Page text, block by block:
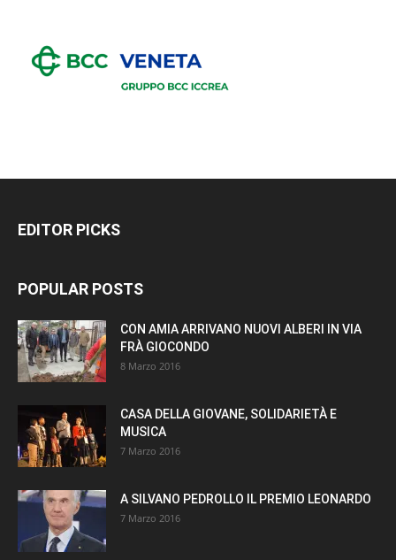
EDITOR PICKS
POPULAR POSTS
CON AMIA ARRIVANO NUOVI ALBERI IN VIA
FRÀ GIOCONDO
8 Marzo 2016
CASA DELLA GIOVANE, SOLIDARIETÀ E
MUSICA
7 Marzo 2016
A SILVANO PEDROLLO IL PREMIO LEONARDO
7 Marzo 2016